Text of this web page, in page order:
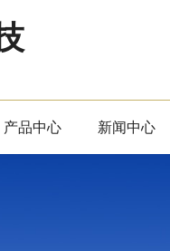
产品中心 新闻中心